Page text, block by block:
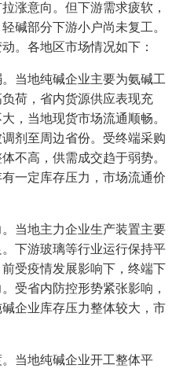
涨意向。但下游需求疲软，
碱部分下游小户尚未复工。
。各地区市场情况如下：
地纯碱企业主要为氨碱工
荷，省内货源供应表现充
，当地现货市场流通顺畅。
剂至周边省份。受终端采购
不高，供需成交趋于弱势。
一定库存压力，市场流通价
当地主力企业生产装置主要
下游玻璃等行业运行保持平
受疫情发展影响下，终端下
受省内防控形势紧张影响，
企业库存压力整体较大，市
当地纯碱企业开工整体平